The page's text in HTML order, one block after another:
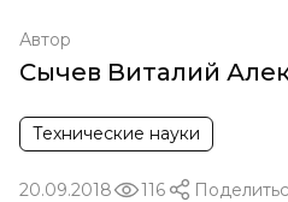
Автор
Сычев Виталий
Технические науки
20.09.2018 116